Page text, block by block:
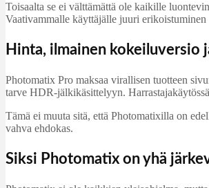
Toisaalta se ei välttämättä ole kaikille
Vaativammalle käyttäjälle juuri erikoistuminen
Hinta, ilmainen kokeiluversio
Photomatix Pro maksaa virallisen tuotteen
tarve HDR-jälkikäsittelyyn.
Tämä ei muuta sitä, että Photomatixilla on
vahva ehdokas.
Siksi Photomatix on yhä